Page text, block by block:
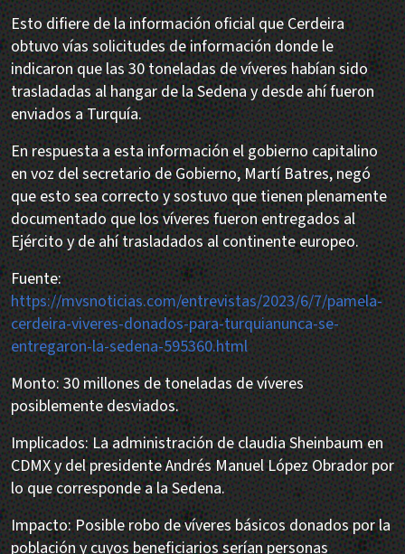
Esto difiere de la información oficial que Cerdeira
obtuvo vías solicitudes de información donde le
indicaron que las 30 toneladas de víveres habían sido
trasladadas al hangar de la Sedena y desde ahí fueron
enviados a Turquía.
En respuesta a esta información el gobierno capitalino
en voz del secretario de Gobierno, Martí Batres, negó
que esto sea correcto y sostuvo que tienen plenamente
documentado que los víveres fueron entregados al
Ejército y de ahí trasladados al continente europeo.
Fuente:
https://mvsnoticias.com/entrevistas/2023/6/7/pamela-
cerdeira-viveres-donados-para-turquianunca-se-
entregaron-la-sedena-595360.html
Monto: 30 millones de toneladas de víveres
posiblemente desviados.
Implicados: La administración de claudia Sheinbaum en
CDMX y del presidente Andrés Manuel López Obrador por
lo que corresponde a la Sedena.
Impacto: Posible robo de víveres básicos donados por la
población y cuyos beneficiarios serían personas